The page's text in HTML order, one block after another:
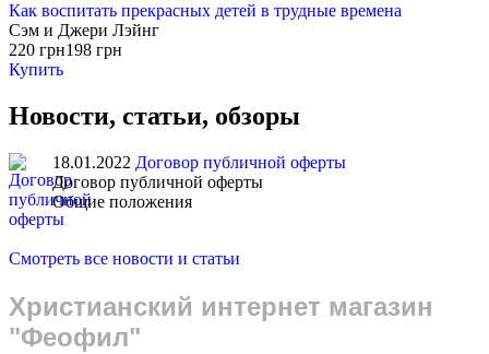
Как воспитать прекрасных детей в трудные времена
Сэм и Джери Лэйнг
220 грн198 грн
Купить
Новости, статьи, обзоры
18.01.2022 Договор публичной оферты
Договор публичной оферты
Общие положения
Смотреть все новости и статьи
Христианский интернет магазин
"Феофил"